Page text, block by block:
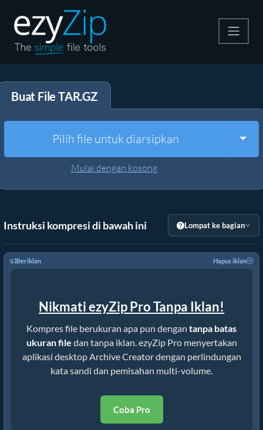
Ekstrak
Alat Lainnya
Buat File TAR.GZ
Pilih file untuk diarsipkan
Mulai dengan kosong
Instruksi kompresi di bawah ini Lompat ke bagian
Beriklan Hapus iklan
Nikmati ezyZip Pro Tanpa Iklan!
Kompres file berukuran apa pun dengan tanpa batas
ukuran file dan tanpa iklan. ezyZip Pro menyertakan
aplikasi desktop Archive Creator dengan perlindungan
kata sandi dan pemisahan multi-volume.
Coba Pro